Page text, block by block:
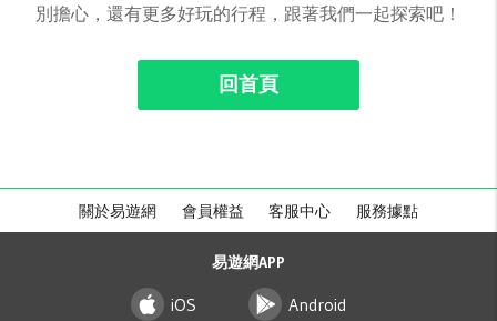
別擔心，還有更多好玩的行程，跟著我們一起探索吧！
回首頁
關於易遊網 會員權益 客服中心 服務據點
易遊網APP
iOS Android